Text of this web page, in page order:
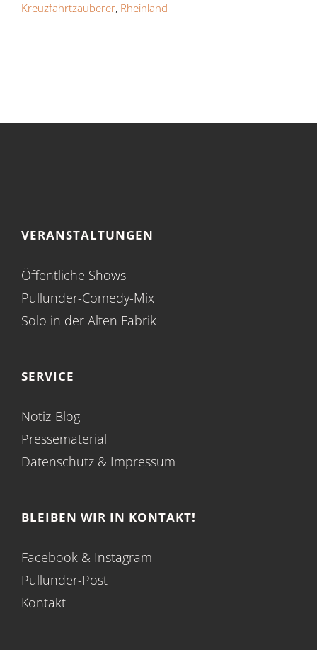
Kreuzfahrtzauberer, Rheinland
VERANSTALTUNGEN
Öffentliche Shows
Pullunder-Comedy-Mix
Solo in der Alten Fabrik
SERVICE
Notiz-Blog
Pressematerial
Datenschutz & Impressum
BLEIBEN WIR IN KONTAKT!
Facebook & Instagram
Pullunder-Post
Kontakt